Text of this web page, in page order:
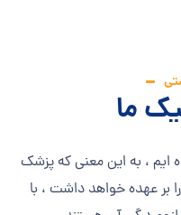
ما
ایم ، به این معنی که پزشک
بر عهده خواهد داشت ، با